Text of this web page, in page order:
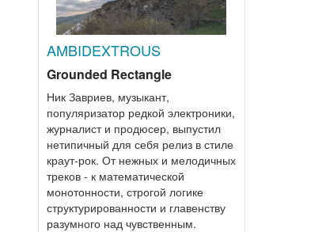
AMBIDEXTROUS
Grounded Rectangle
Ник Завриев, музыкант,
популяризатор редкой электроники,
журналист и продюсер, выпустил
нетипичный для себя релиз в стиле
краут-рок. От нежных и мелодичных
треков - к математической
монотонности, строгой логике
структурированности и главенству
разумного над чувственным.